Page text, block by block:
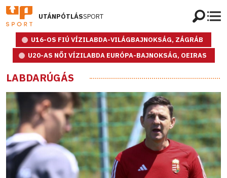
UTÁNPÓTLÁSSPORT
U16-OS FIÚ VÍZILABDA-VILÁGBAJNOKSÁG, ZÁGRÁB
U20-AS NŐI VÍZILABDA EURÓPA-BAJNOKSÁG, OEIRAS
LABDARÚGÁS